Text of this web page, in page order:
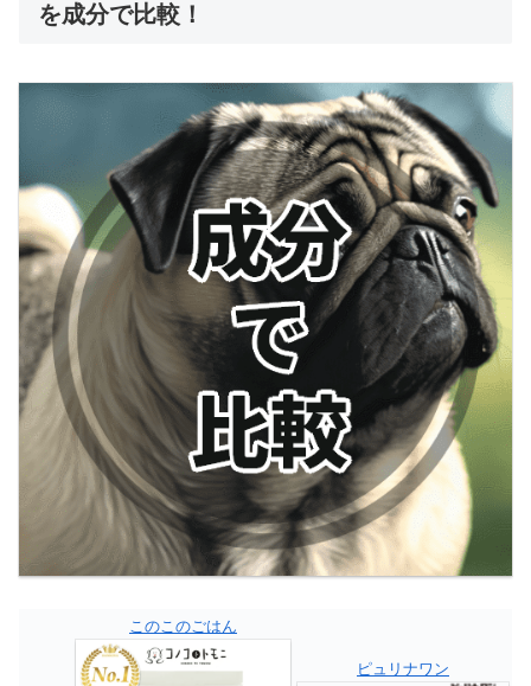
を成分で比較！
このこのごはん
ピュリナワン